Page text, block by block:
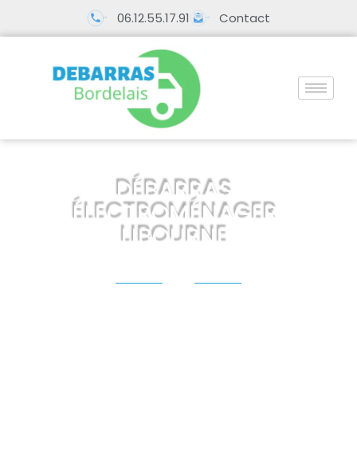
06.12.55.17.91 Contact
DÉBARRAS
ÉLECTROMÉNAGER
LIBOURNE